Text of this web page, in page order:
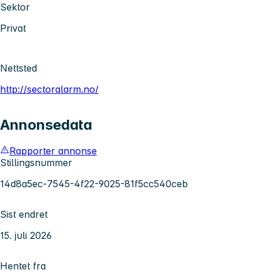
Sektor
Privat
Nettsted
http://sectoralarm.no/
Annonsedata
Rapporter annonse
Stillingsnummer
14d8a5ec-7545-4f22-9025-81f5cc540ceb
Sist endret
15. juli 2026
Hentet fra